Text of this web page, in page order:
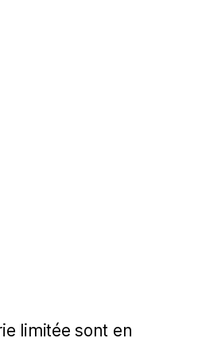
limitée sont en